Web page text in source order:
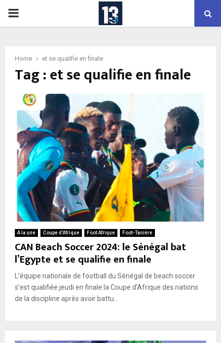
PRIMARY
Home et se qualifie en finale
Tag : et se qualifie en finale
A la une Coupe d'Afrique Foot Afrique Foot-Tanière
CAN Beach Soccer 2024: le Sénégal bat
l’Egypte et se qualifie en finale
L’équipe nationale de football du Sénégal de beach soccer
s’est qualifiée jeudi en finale la Coupe d’Afrique des nations
de la discipline après avoir battu...